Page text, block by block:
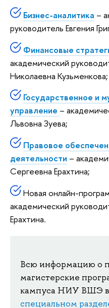
Бизнес-аналитика –
руководитель Евгения
Финансовые
академический
Николаевна Кузьменкова;
Государственное и
управление –
Львовна Зуева;
Правовое
деятельности –
Сергеевна Ерахтина;
Новая онлайн-
академический
Ерахтина.
Всю информацию о
магистерские
кампуса НИУ ВШЭ
специальном